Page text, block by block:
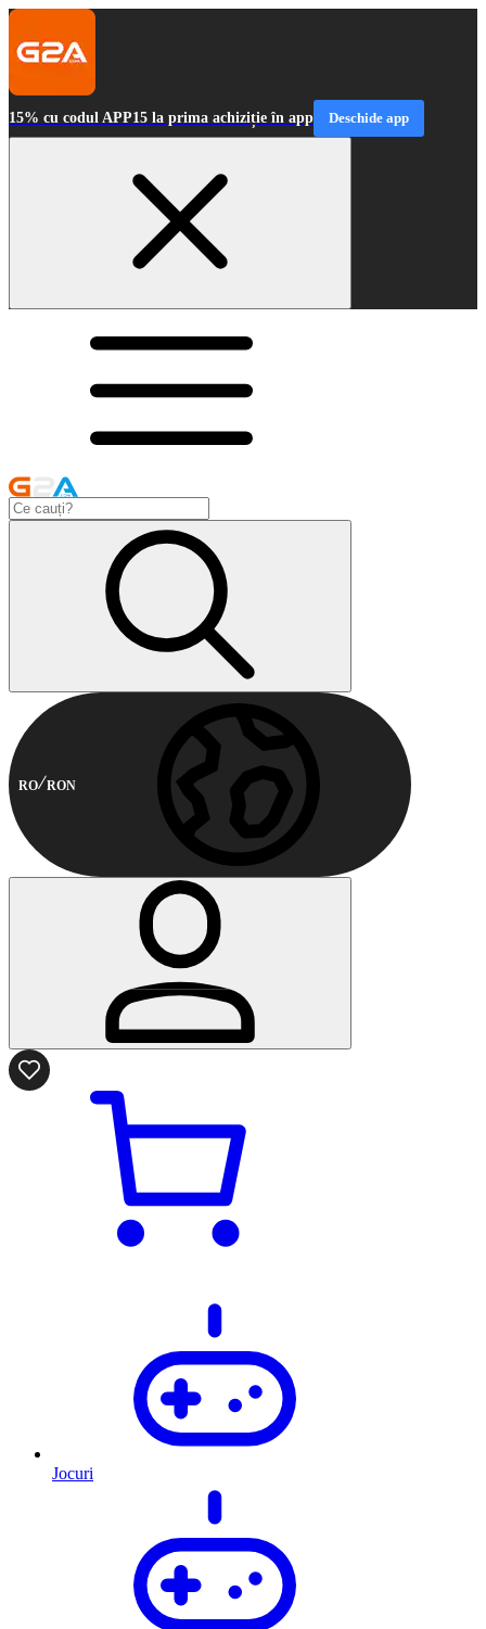
15% cu codul APP15 la prima achiziție în app Deschide app
RO RON
Jocuri